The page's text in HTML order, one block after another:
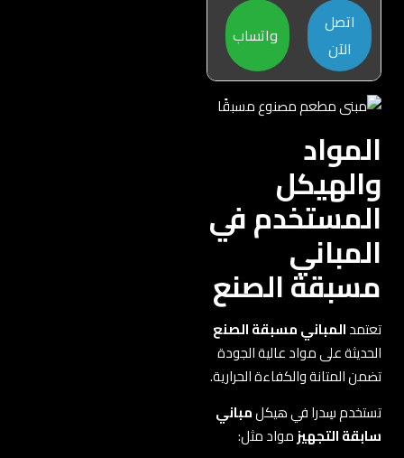
اتصل
الآن
واتساب
المواد
والهيكل
المستخدم في
المباني
مسبقة الصنع
تعتمدالمباني مسبقة الصنع
الحديثة على مواد عالية الجودة
تضمن المتانة والكفاءة الحرارية.
تستخدم سِدرا في هيكلمباني
سابقة التجهيزمواد مثل: